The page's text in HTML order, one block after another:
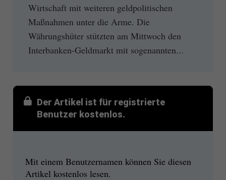
Wirtschaft mit weiteren geldpolitischen
Maßnahmen unter die Arme. Die
Währungshüter stützten am Mittwoch den
Interbanken-Geldmarkt mit sogenannten...
Der Artikel ist für registrierte
Benutzer kostenlos.
Mit einem Benutzernamen können Sie diesen
Artikel kostenlos lesen.